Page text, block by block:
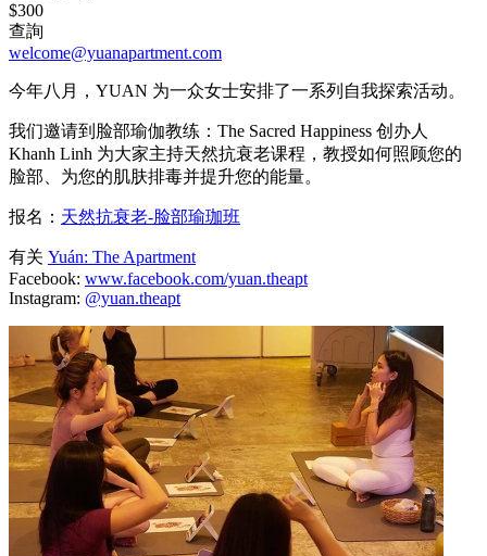
$300
查詢
welcome@yuanapartment.com
今年八月，YUAN 为一众女士安排了一系列自我探索活动。
我们邀请到脸部瑜伽教练：The Sacred Happiness 创办人
Khanh Linh 为大家主持天然抗衰老课程，教授如何照顾您的
脸部、为您的肌肤排毒并提升您的能量。
报名： 天然抗衰老-脸部瑜珈班
有关 Yuán: The Apartment
Facebook: www.facebook.com/yuan.theapt
Instagram: @yuan.theapt